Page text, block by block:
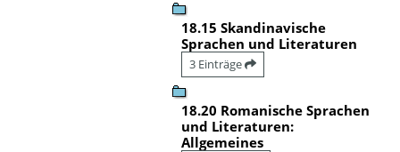
18.15 Skandinavische
Sprachen und Literaturen
3 Einträge
18.20 Romanische Sprachen
und Literaturen:
Allgemeines